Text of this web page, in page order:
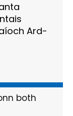
Ard-
both